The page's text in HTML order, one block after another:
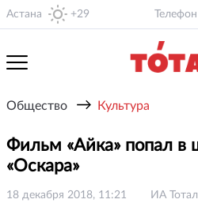
Астана +29
Общество → Культура
Фильм «Айка» попал в
«Оскара»
18 декабря 2018, 11:21 ИА